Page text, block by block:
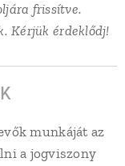
frissítve.
Kérjük érdeklődj!
munkáját az
a jogviszony